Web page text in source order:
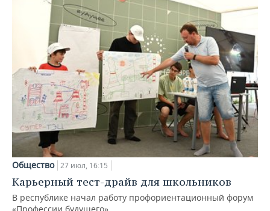
Общество 27 июл, 16:15
Карьерный тест-драйв для школьников
В республике начал работу профориентационный форум